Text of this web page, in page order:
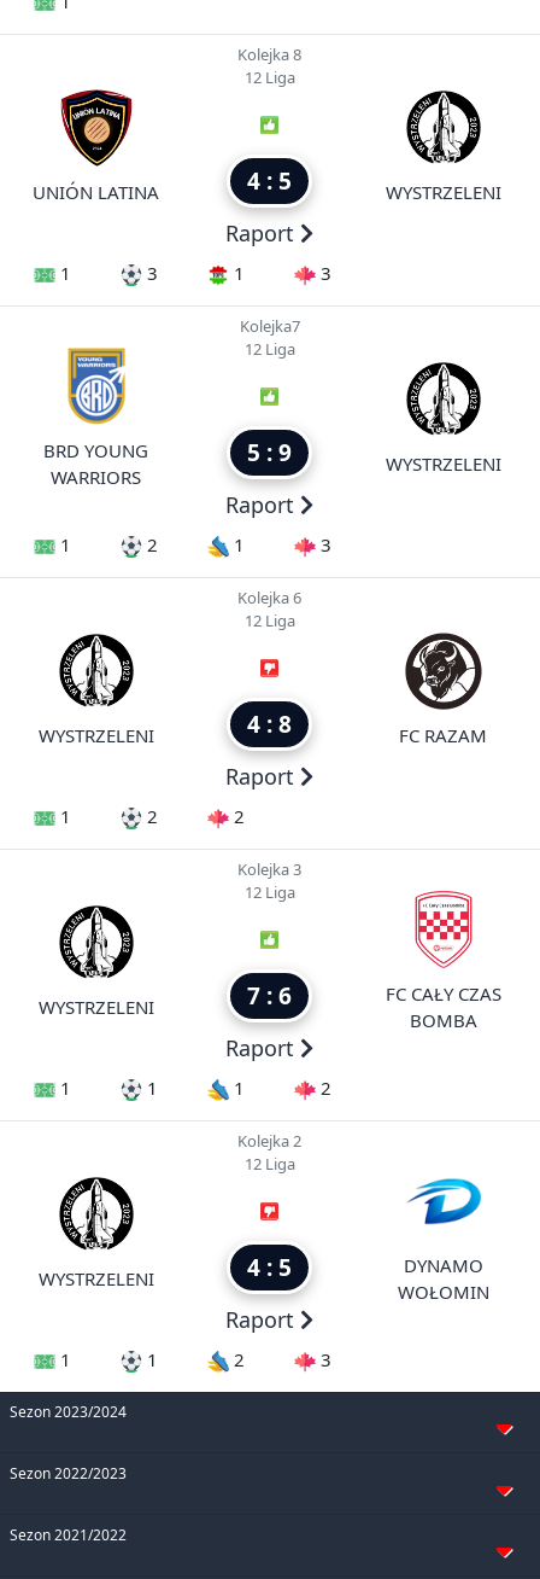
UNIÓN LATINA
Kolejka 8
12 Liga
4 : 5
Raport
WYSTRZELENI
1 3 1 3
BRD YOUNG
WARRIORS
Kolejka7
12 Liga
5 : 9
Raport
WYSTRZELENI
1 2 1 3
WYSTRZELENI
Kolejka 6
12 Liga
4 : 8
Raport
FC RAZAM
1 2 2
WYSTRZELENI
Kolejka 3
12 Liga
7 : 6
Raport
FC CAŁY CZAS
BOMBA
1 1 1 2
WYSTRZELENI
Kolejka 2
12 Liga
4 : 5
Raport
DYNAMO
WOŁOMIN
1 1 2 3
Sezon 2023/2024
Sezon 2022/2023
Sezon 2021/2022